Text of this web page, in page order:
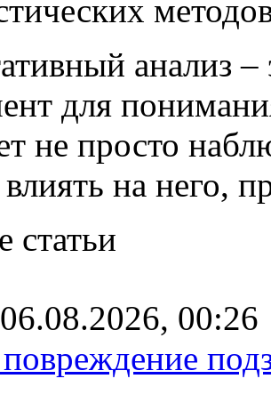
анализ
для
не просто
влиять на него,
статьи
06.08.2026, 00:26